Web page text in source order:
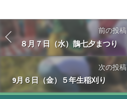
前の投稿
８月７日（水）鵲七夕まつり
次の投稿
9月６日（金）５年生稲刈り